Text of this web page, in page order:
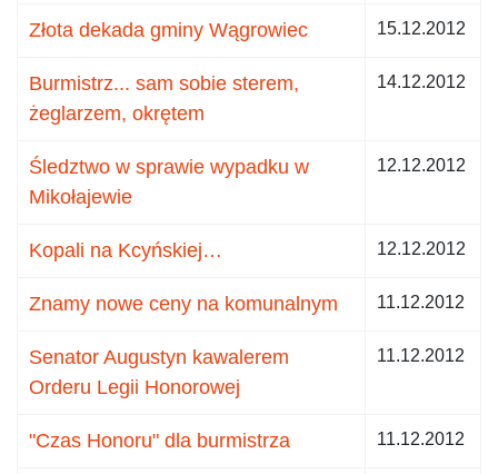
Złota dekada gminy Wągrowiec 15.12.2012
Burmistrz... sam sobie sterem,
żeglarzem, okrętem
14.12.2012
Śledztwo w sprawie wypadku w
Mikołajewie
12.12.2012
Kopali na Kcyńskiej… 12.12.2012
Znamy nowe ceny na komunalnym 11.12.2012
Senator Augustyn kawalerem
Orderu Legii Honorowej
11.12.2012
"Czas Honoru" dla burmistrza 11.12.2012